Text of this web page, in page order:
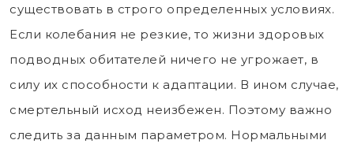
существовать в строго определенных условиях.
Если колебания не резкие, то жизни здоровых
подводных обитателей ничего не угрожает, в
силу их способности к адаптации. В ином случае,
смертельный исход неизбежен. Поэтому важно
следить за данным параметром. Нормальными